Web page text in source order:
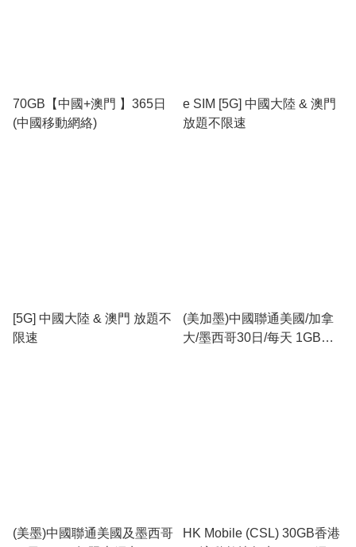
70GB【中國+澳門 】365日
(中國移動網絡)
e SIM [5G] 中國大陸 & 澳門
放題不限速
[5G] 中國大陸 & 澳門 放題不
限速
(美加墨)中國聯通美國/加拿
大/墨西哥30日/每天 1GB無
(美墨)中國聯通美國及墨西哥
HK Mobile (CSL) 30GB香港